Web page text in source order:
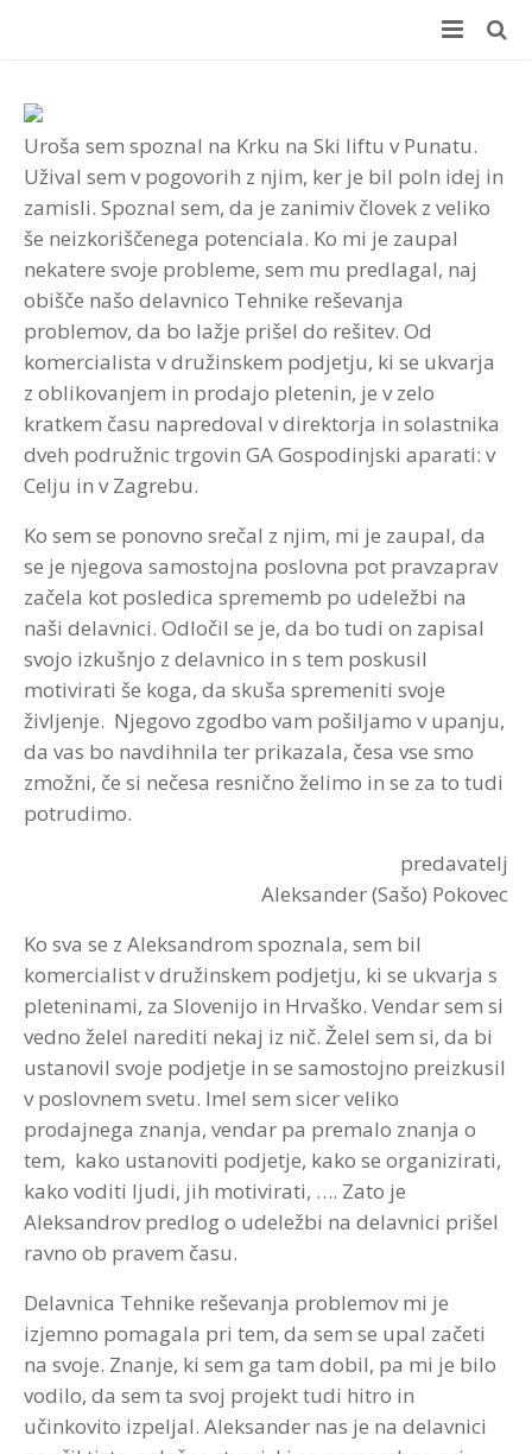
E-učenje
E-učenje
+100 Online usposabljanj
Prednosti za podjetja
Prednosti za zaposlene
Brezplačen preizkus
Wellbeing Essentials
Učni center
Učni center
Koristi za podjetje
Koristi za zaposlene
Kaj vsebuje
Video
Prednosti in koristi
Avdio programi po temah
Avdio programi po avtorjih
Prednosti in koristi
Strokovna Literatura
Reference
Delavnice
Delavnice
Različne možnosti izvedbe
Velik izbor delavnic
Program “Optimizacija timskega dela”
Veščine moderiranja za vsakogar
Coaching
Coaching
Coaching – reference
Merjenje učinkov (ROI)
ROI Boot Camp (SLO)
Prijava na delavnico ROI Boot Camp
Koristni viri ROI
ROI “Pre-Week”
Testiranje
Ocenjevanje zaposlenih
Program “Optimizacija timskega dela”
Contribute
Kazalci veščin
Kontakt
Predstavitev
Vizija in poslanstvo
Zastopstva
Partnerji
Uroša sem spoznal na Krku na Ski liftu v Punatu.
Užival sem v pogovorih z njim, ker je bil poln idej in
zamisli. Spoznal sem, da je zanimiv človek z veliko
še neizkoriščenega potenciala. Ko mi je zaupal
nekatere svoje probleme, sem mu predlagal, naj
obišče našo delavnico Tehnike reševanja
problemov, da bo lažje prišel do rešitev. Od
komercialista v družinskem podjetju, ki se ukvarja
z oblikovanjem in prodajo pletenin, je v zelo
kratkem času napredoval v direktorja in solastnika
dveh podružnic trgovin GA Gospodinjski aparati: v
Celju in v Zagrebu.
Ko sem se ponovno srečal z njim, mi je zaupal, da
se je njegova samostojna poslovna pot pravzaprav
začela kot posledica sprememb po udeležbi na
naši delavnici. Odločil se je, da bo tudi on zapisal
svojo izkušnjo z delavnico in s tem poskusil
motivirati še koga, da skuša spremeniti svoje
življenje. Njegovo zgodbo vam pošiljamo v upanju,
da vas bo navdihnila ter prikazala, česa vse smo
zmožni, če si nečesa resnično želimo in se za to tudi
potrudimo.
predavatelj
Aleksander (Sašo) Pokovec
Ko sva se z Aleksandrom spoznala, sem bil
komercialist v družinskem podjetju, ki se ukvarja s
pleteninami, za Slovenijo in Hrvaško. Vendar sem si
vedno želel narediti nekaj iz nič. Želel sem si, da bi
ustanovil svoje podjetje in se samostojno preizkusil
v poslovnem svetu. Imel sem sicer veliko
prodajnega znanja, vendar pa premalo znanja o
tem, kako ustanoviti podjetje, kako se organizirati,
kako voditi ljudi, jih motivirati, …. Zato je
Aleksandrov predlog o udeležbi na delavnici prišel
ravno ob pravem času.
Delavnica Tehnike reševanja problemov mi je
izjemno pomagala pri tem, da sem se upal začeti
na svoje. Znanje, ki sem ga tam dobil, pa mi je bilo
vodilo, da sem ta svoj projekt tudi hitro in
učinkovito izpeljal. Aleksander nas je na delavnici